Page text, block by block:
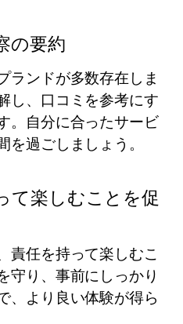
の要約
ランドが多数存在しま
し、口コミを参考にす
。自分に合ったサービ
を過ごしましょう。
て楽しむことを促
責任を持って楽しむこ
守り、事前にしっかり
、より良い体験が得ら